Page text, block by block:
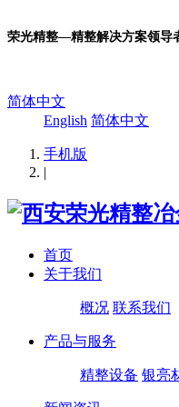
荣光精整—精整解决方案领导
简体中文
English 简体中文
手机版
|
首页
关于我们
概况 联系我们
产品与服务
精整设备 银亮